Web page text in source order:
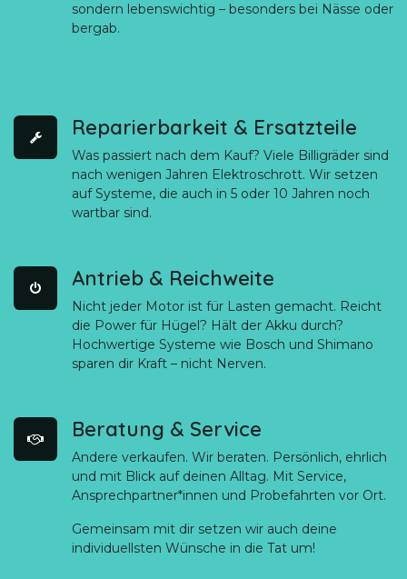
sondern lebenswichtig – besonders bei Nässe oder
bergab.
Reparierbarkeit & Ersatzteile​
Was passiert nach dem Kauf? Viele Billigräder sind
nach wenigen Jahren Elektroschrott. Wir setzen
auf Systeme, die auch in 5 oder 10 Jahren noch
wartbar sind.
Antrieb & Reichweite​
Nicht jeder Motor ist für Lasten gemacht. Reicht
die Power für Hügel? Hält der Akku durch?
Hochwertige Systeme wie Bosch und Shimano
sparen dir Kraft – nicht Nerven.
Beratung & Service​
Andere verkaufen. Wir beraten. Persönlich, ehrlich
und mit Blick auf deinen Alltag. Mit Service,
Ansprechpartner*innen und Probefahrten vor Ort.
Gemeinsam mit dir setzen wir auch deine
individuellsten Wünsche in die Tat um!